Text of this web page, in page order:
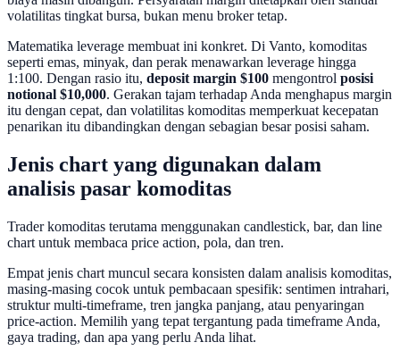
volatilitas tingkat bursa, bukan menu broker tetap.
Matematika leverage membuat ini konkret. Di Vanto, komoditas
seperti emas, minyak, dan perak menawarkan leverage hingga
1:100. Dengan rasio itu, deposit margin $100 mengontrol posisi
notional $10,000. Gerakan tajam terhadap Anda menghapus margin
itu dengan cepat, dan volatilitas komoditas memperkuat kecepatan
penarikan itu dibandingkan dengan sebagian besar posisi saham.
Jenis chart yang digunakan dalam
analisis pasar komoditas
Trader komoditas terutama menggunakan candlestick, bar, dan line
chart untuk membaca price action, pola, dan tren.
Empat jenis chart muncul secara konsisten dalam analisis komoditas,
masing-masing cocok untuk pembacaan spesifik: sentimen intrahari,
struktur multi-timeframe, tren jangka panjang, atau penyaringan
price-action. Memilih yang tepat tergantung pada timeframe Anda,
gaya trading, dan apa yang perlu Anda lihat.